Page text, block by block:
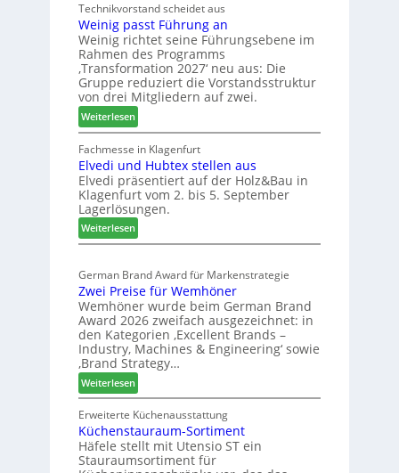
h
l
a
n
d
z
u
r
H
a
u
s
m
e
s
s
e
b
e
l
b
r
a
n
c
h
e
e
r
ö
r
t
e
t
Z
u
k
u
n
f
t
Technikvorstand scheidet aus
Weinig passt Führung an
Weinig richtet seine Führungsebene im
Rahmen des Programms
‚Transformation 2027‘ neu aus: Die
Gruppe reduziert die Vorstandsstruktur
von drei Mitgliedern auf zwei.
Weiterlesen:
W
e
i
n
i
g
p
a
s
t
F
ü
h
r
u
n
a
n
Fachmesse in Klagenfurt
Elvedi und Hubtex stellen aus
Elvedi präsentiert auf der Holz&Bau in
Klagenfurt vom 2. bis 5. September
Lagerlösungen.
Weiterlesen:
E
v
e
d
i
u
n
d
H
u
b
t
e
x
German Brand Award für Markenstrategie
Zwei Preise für Wemhöner
Wemhöner wurde beim German Brand
Award 2026 zweifach ausgezeichnet: in
den Kategorien ‚Excellent Brands –
Industry, Machines & Engineering‘ sowie
‚Brand Strategy…
Weiterlesen:
Z
w
e
i
P
Erweiterte Küchenausstattung
Küchenstauraum-Sortiment
Häfele stellt mit Utensio ST ein
Stauraumsortiment für